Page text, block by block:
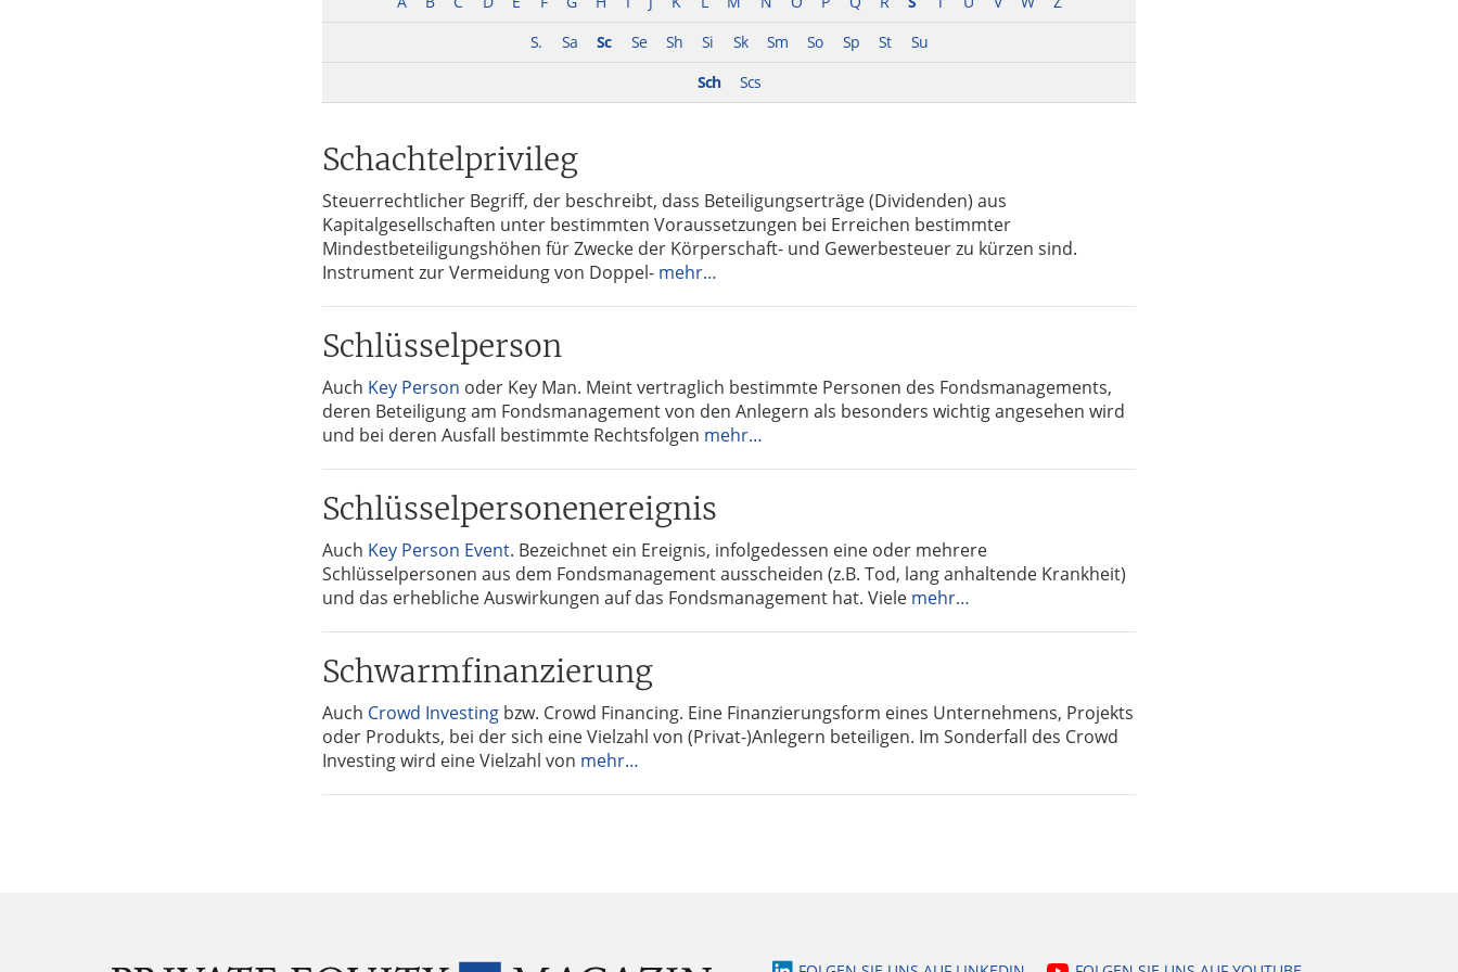
S.
Sa Sc Se Sh Si Sk Sm So Sp St
Su
Sch
Scs
Schachtelprivileg
Steuerrechtlicher Begriff, der beschreibt, dass Beteiligungserträge (Dividenden) aus
Kapitalgesellschaften unter bestimmten Voraussetzungen bei Erreichen bestimmter
Mindestbeteiligungshöhen für Zwecke der Körperschaft- und Gewerbesteuer zu kürzen sind.
Instrument zur Vermeidung von Doppel- mehr…
Schlüsselperson
Auch Key Person oder Key Man. Meint vertraglich bestimmte Personen des Fondsmanagements,
deren Beteiligung am Fondsmanagement von den Anlegern als besonders wichtig angesehen wird
und bei deren Ausfall bestimmte Rechtsfolgen mehr…
Schlüsselpersonenereignis
Auch Key Person Event. Bezeichnet ein Ereignis, infolgedessen eine oder mehrere
Schlüsselpersonen aus dem Fondsmanagement ausscheiden (z.B. Tod, lang anhaltende Krankheit)
und das erhebliche Auswirkungen auf das Fondsmanagement hat. Viele mehr…
Schwarmfinanzierung
Auch Crowd Investing bzw. Crowd Financing. Eine Finanzierungsform eines Unternehmens, Projekts
oder Produkts, bei der sich eine Vielzahl von (Privat-)Anlegern beteiligen. Im Sonderfall des Crowd
Investing wird eine Vielzahl von mehr…